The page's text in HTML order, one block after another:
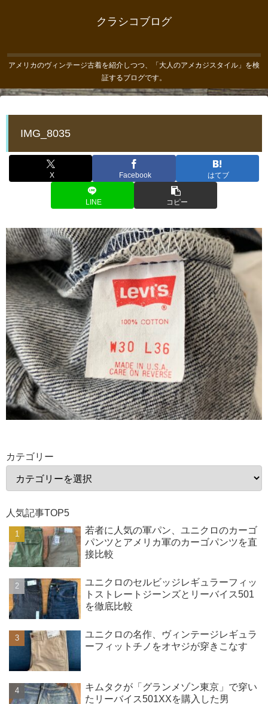
クラシコブログ
アメリカのヴィンテージ古着を紹介しつつ、「大人のアメカジスタイル」を検
証するブログです。
IMG_8035
X Facebook はてブ
LINE コピー
カテゴリー
人気記事TOP5
若者に人気の軍パン、ユニクロのカーゴ
パンツとアメリカ軍のカーゴパンツを直
接比較
ユニクロのセルビッジレギュラーフィッ
トストレートジーンズとリーバイス501
を徹底比較
ユニクロの名作、ヴィンテージレギュラ
ーフィットチノをオヤジが穿きこなす
キムタクが「グランメゾン東京」で穿い
たリーバイス501XXを購入した男